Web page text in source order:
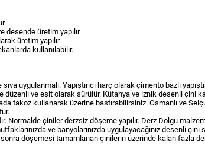
desende üretim yapılır.
üretim yapılır.
kullanılabilir.
uygulanmalı. Yapıştırıcı harç olarak çimento bazlı
düzenli ve eşit olarak sürülür. Kütahya ve iznik desenli çini
takoz kullanarak üzerine bastırabilirsiniz. Osmanlı ve
Normalde çiniler derzsiz döşeme yapılır. Derz Dolgu
ve banyolarınızda uygulayacağınız desenli
döşemesi tamamlanan çinilerin üzerinde kalan fazla